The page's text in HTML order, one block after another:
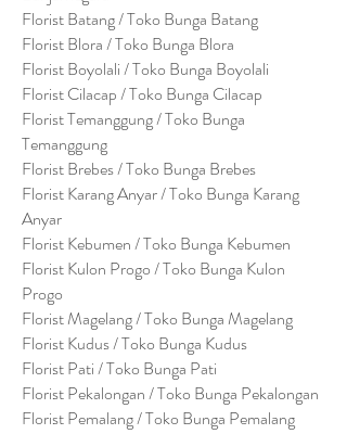
Florist Batang / Toko Bunga Batang
Florist Blora / Toko Bunga Blora
Florist Boyolali / Toko Bunga Boyolali
Florist Cilacap / Toko Bunga Cilacap
Florist Temanggung / Toko Bunga
Temanggung
Florist Brebes / Toko Bunga Brebes
Florist Karang Anyar / Toko Bunga Karang
Anyar
Florist Kebumen / Toko Bunga Kebumen
Florist Kulon Progo / Toko Bunga Kulon
Progo
Florist Magelang / Toko Bunga Magelang
Florist Kudus / Toko Bunga Kudus
Florist Pati / Toko Bunga Pati
Florist Pekalongan / Toko Bunga Pekalongan
Florist Pemalang / Toko Bunga Pemalang